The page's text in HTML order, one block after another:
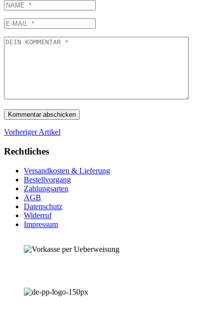
Vorheriger Artikel
Rechtliches
Versandkosten & Lieferung
Bestellvorgang
Zahlungsarten
AGB
Datenschutz
Widerruf
Impressum